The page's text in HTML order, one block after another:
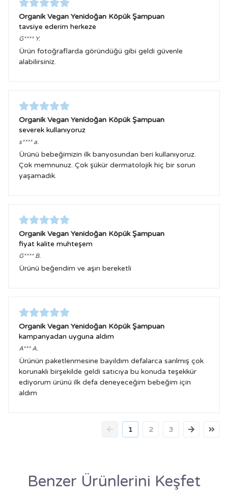
Organik Vegan Yenidoğan Köpük Şampuan
tavsiye ederim herkeze
G**** Y.
Ürün fotoğraflarda göründüğü gibi geldi güvenle
alabilirsiniz.
Organik Vegan Yenidoğan Köpük Şampuan
severek kullanıyoruz
s**** a.
Ürünü bebeğimizin ilk banyosundan beri kullanıyoruz.
Çok memnunuz. Çok şükür dermatolojik hiç bir sorun
yaşamadık.
Organik Vegan Yenidoğan Köpük Şampuan
fiyat kalite muhteşem
G**** B.
Ürünü beğendim ve aşırı bereketli
Organik Vegan Yenidoğan Köpük Şampuan
kampanyadan uyguna aldım
A*** A.
Ürünün paketlenmesine bayıldım defalarca sarılmış çok
korunaklı birşekilde geldi satıcıya bu konuda teşekkür
ediyorum ürünü ilk defa deneyeceğim bebeğim için
aldım
1 2 3
Benzer Ürünlerini Keşfet